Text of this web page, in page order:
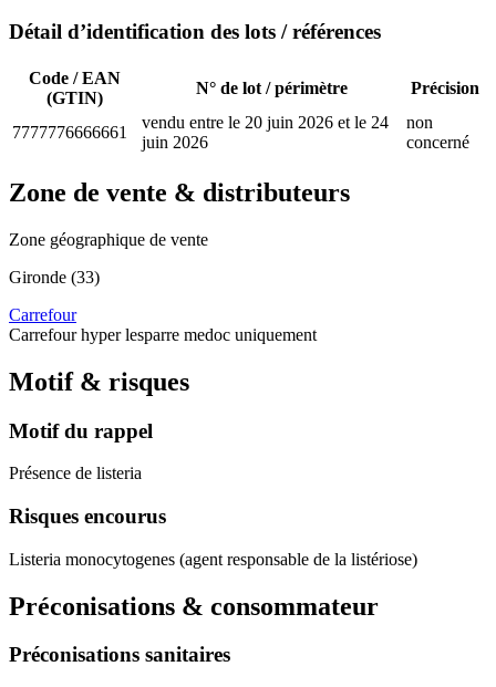
Détail d’identification des lots / références
Code / EAN
(GTIN)
N° de lot / périmètre Précision
7777776666661
vendu entre le 20 juin 2026 et le 24
juin 2026
non
concerné
Zone de vente & distributeurs
Zone géographique de vente
Gironde (33)
Carrefour
Carrefour hyper lesparre medoc uniquement
Motif & risques
Motif du rappel
Présence de listeria
Risques encourus
Listeria monocytogenes (agent responsable de la listériose)
Préconisations & consommateur
Préconisations sanitaires